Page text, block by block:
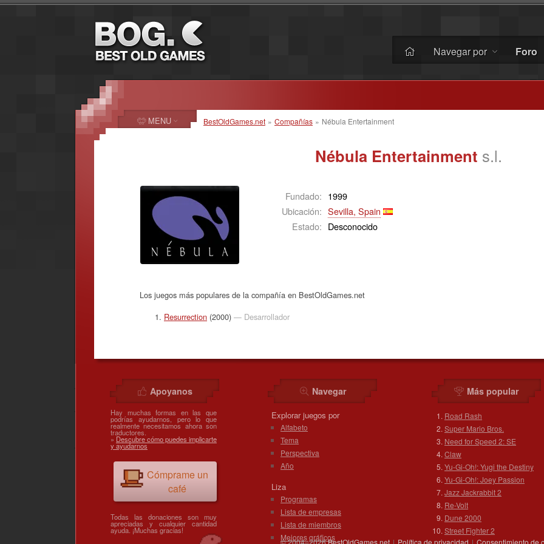
Navegar por Foro
BestOldGames.net » Compañías » Nébula Entertainment
Nébula Entertainment s.l.
Fundado: 1999
Ubicación: Sevilla, Spain
Estado: Desconocido
Los juegos más populares de la compañía en BestOldGames.net
Resurrection (2000) — Desarrollador
MENU
Apoyanos
Hay muchas formas en las que
podrías ayudarnos, pero lo que
realmente necesitamos ahora son
traductores.
» Descubre cómo puedes implicarte
y ayudarnos
Cómprame un
café
Todas las donaciones son muy
apreciadas y cualquier cantidad
ayuda. ¡Muchas gracias!
Navegar
Explorar juegos por
Alfabeto
Tema
Perspectiva
Año
Liza
Programas
Lista de empresas
Lista de miembros
Mejores gráficos
Más popular
Road Rash
Super Mario Bros.
Need for Speed 2: SE
Claw
Yu-Gi-Oh!: Yugi the Destiny
Yu-Gi-Oh!: Joey Passion
Jazz Jackrabbit 2
Re-Volt
Dune 2000
Street Fighter 2
© 2004–2026BestOldGames.net | Política de privacidad | Consentimiento de